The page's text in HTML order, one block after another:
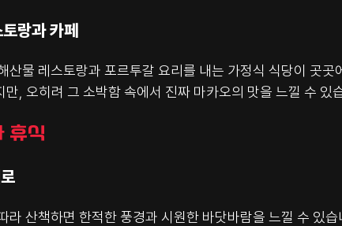
랑과 카페
산물 레스토랑과 포르투갈 요리를 내는 가정식 식당이 곳곳
만, 오히려 그 소박함 속에서 진짜 마카오의 맛을 느낄 수 있
휴식
라 산책하면 한적한 풍경과 시원한 바닷바람을 느낄 수 있습